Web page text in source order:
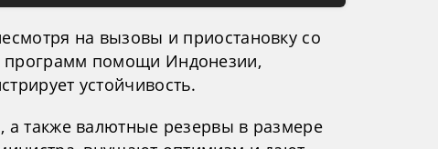
на вызовы и приостановку со
помощи Индонезии,
устойчивость.
а также валютные резервы в размере